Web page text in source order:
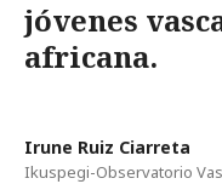
jóvenes
africana.
Irune Ruiz Ciarreta
Ikuspegi-Observatorio